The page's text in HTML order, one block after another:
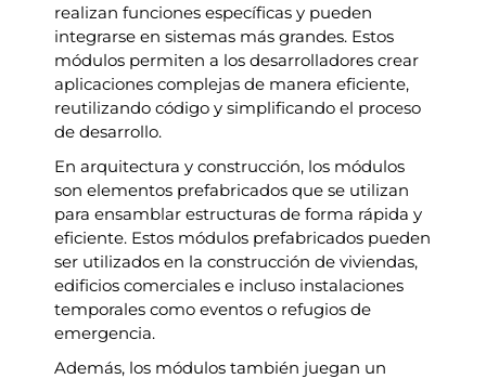
realizan funciones específicas y pueden
integrarse en sistemas más grandes. Estos
módulos permiten a los desarrolladores crear
aplicaciones complejas de manera eficiente,
reutilizando código y simplificando el proceso
de desarrollo.
En arquitectura y construcción, los módulos
son elementos prefabricados que se utilizan
para ensamblar estructuras de forma rápida y
eficiente. Estos módulos prefabricados pueden
ser utilizados en la construcción de viviendas,
edificios comerciales e incluso instalaciones
temporales como eventos o refugios de
emergencia.
Además, los módulos también juegan un